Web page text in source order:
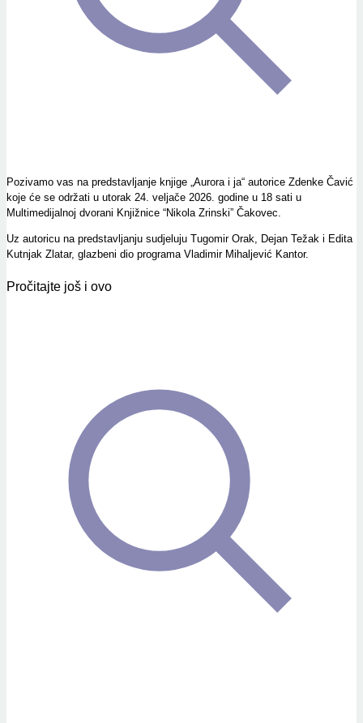
Pozivamo vas na predstavljanje knjige „Aurora i ja“ autorice Zdenke Čavić
koje će se održati u utorak 24. veljače 2026. godine u 18 sati u
Multimedijalnoj dvorani Knjižnice “Nikola Zrinski” Čakovec.
Uz autoricu na predstavljanju sudjeluju Tugomir Orak, Dejan Težak i Edita
Kutnjak Zlatar, glazbeni dio programa Vladimir Mihaljević Kantor.
Pročitajte još i ovo